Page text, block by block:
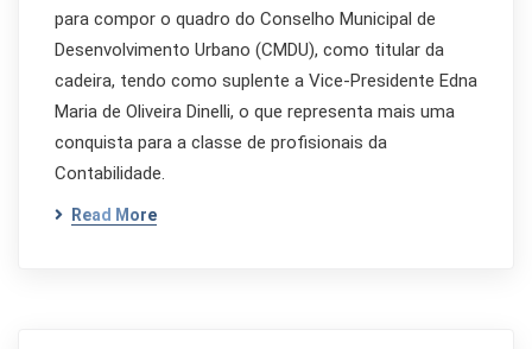
para compor o quadro do Conselho Municipal de
Desenvolvimento Urbano (CMDU), como titular da
cadeira, tendo como suplente a Vice-Presidente Edna
Maria de Oliveira Dinelli, o que representa mais uma
conquista para a classe de profisionais da
Contabilidade.
Read More